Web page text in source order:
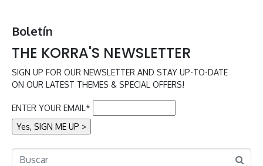
Boletín
THE KORRA'S NEWSLETTER
SIGN UP FOR OUR NEWSLETTER AND STAY UP-TO-DATE
ON OUR LATEST THEMES & SPECIAL OFFERS!
ENTER YOUR EMAIL*